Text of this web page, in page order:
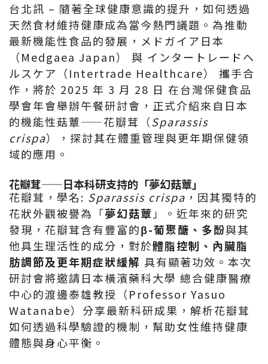
台北訊 – 隨著全球健康意識的提升，如何透過
天然食材維持健康成為當今熱門議題。為推動
最新機能性食品的發展，メドガイア日本
（Medgaea Japan） 與 インタートレードヘ
ルスケア（Intertrade Healthcare） 攜手合
作，將於 2025 年 3 月 28 日 在台灣保健食品
學會年會舉辦午餐研討會，正式介紹來自日本
的機能性菇蕈——花瓣茸（Sparassis
crispa），探討其在體重管理與更年期保健領
域的應用。
花瓣茸——日本科研支持的「夢幻菇蕈」
花瓣茸，學名: Sparassis crispa ，因其獨特的
花狀外觀被譽為「夢幻菇蕈 」。近年來的研究
發現，花瓣茸含有豐富的β-葡聚醣、多酚與其
他具生理活性的成分，對於體脂控制、內臟脂
肪調節及更年期症狀緩解 具有顯著功效。本次
研討會將邀請日本橫濱藥科大學 總合健康醫療
中心的渡邊泰雄教授（Professor Yasuo
Watanabe）分享最新科研成果，解析花瓣茸
如何透過科學驗證的機制，幫助女性維持健康
體態與身心平衡。